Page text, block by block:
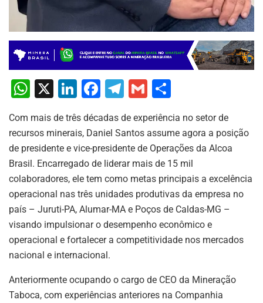
W
at
s
A
p
p
X
Li
k
e
dI
n
F
c
e
b
o
o
k
T
e
gr
a
m
G
m
ai
l
ar
e
Com mais de três décadas de experiência no setor de
recursos minerais, Daniel Santos assume agora a posição
de presidente e vice-presidente de Operações da Alcoa
Brasil. Encarregado de liderar mais de 15 mil
colaboradores, ele tem como metas principais a excelência
operacional nas três unidades produtivas da empresa no
país – Juruti-PA, Alumar-MA e Poços de Caldas-MG –
visando impulsionar o desempenho econômico e
operacional e fortalecer a competitividade nos mercados
nacional e internacional.
Anteriormente ocupando o cargo de CEO da Mineração
Taboca, com experiências anteriores na Companhia